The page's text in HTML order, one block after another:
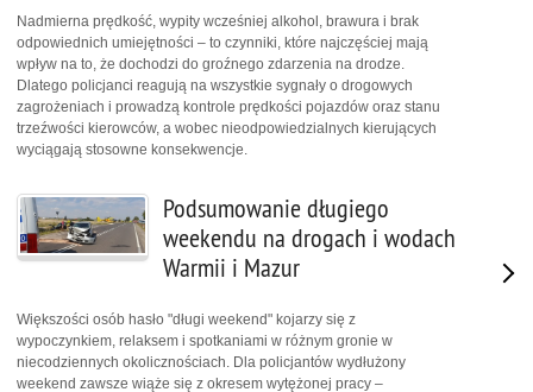
Nadmierna prędkość, wypity wcześniej alkohol, brawura i brak
odpowiednich umiejętności – to czynniki, które najczęściej mają
wpływ na to, że dochodzi do groźnego zdarzenia na drodze.
Dlatego policjanci reagują na wszystkie sygnały o drogowych
zagrożeniach i prowadzą kontrole prędkości pojazdów oraz stanu
trzeźwości kierowców, a wobec nieodpowiedzialnych kierujących
wyciągają stosowne konsekwencje.
Podsumowanie długiego
weekendu na drogach i wodach
Warmii i Mazur
Większości osób hasło "długi weekend" kojarzy się z
wypoczynkiem, relaksem i spotkaniami w różnym gronie w
niecodziennych okolicznościach. Dla policjantów wydłużony
weekend zawsze wiąże się z okresem wytężonej pracy –